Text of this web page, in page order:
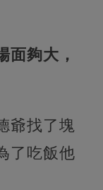
面夠大，
爺找了塊
了吃飯他